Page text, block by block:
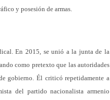
y posesión de armas.
En 2015, se unió a la junta de la
como pretexto que las autoridades
gobierno. Él criticó repetidamente a
del partido nacionalista armenio